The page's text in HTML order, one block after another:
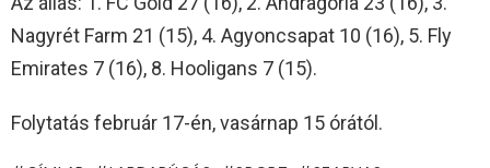
Nagyrét Farm 21 (15), 4. Agyoncsapat 10 (16), 5. Fly
Emirates 7 (16), 8. Hooligans 7 (15).
Folytatás február 17-én, vasárnap 15 órától.